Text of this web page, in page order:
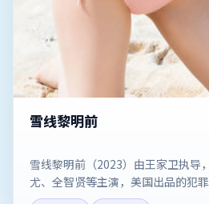
雪线黎明前
雪线黎明前（2023）由王家卫执导
尤、全智贤等主演，美国出品的犯
情节与反转的观众。剧情简介与主